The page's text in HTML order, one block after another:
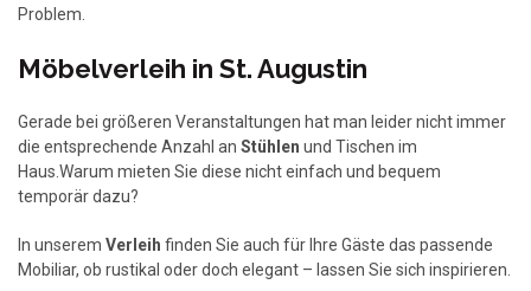
Problem.
Möbelverleih in St. Augustin
Gerade bei größeren Veranstaltungen hat man leider nicht immer
die entsprechende Anzahl an Stühlen und Tischen im
Haus.Warum mieten Sie diese nicht einfach und bequem
temporär dazu?
In unserem Verleih finden Sie auch für Ihre Gäste das passende
Mobiliar, ob rustikal oder doch elegant – lassen Sie sich inspirieren.